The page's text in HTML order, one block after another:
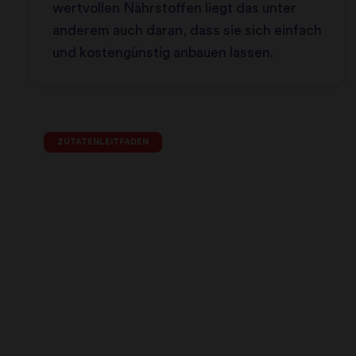
wertvollen Nährstoffen liegt das unter
anderem auch daran, dass sie sich einfach
und kostengünstig anbauen lassen.
ZUTATENLEITFADEN